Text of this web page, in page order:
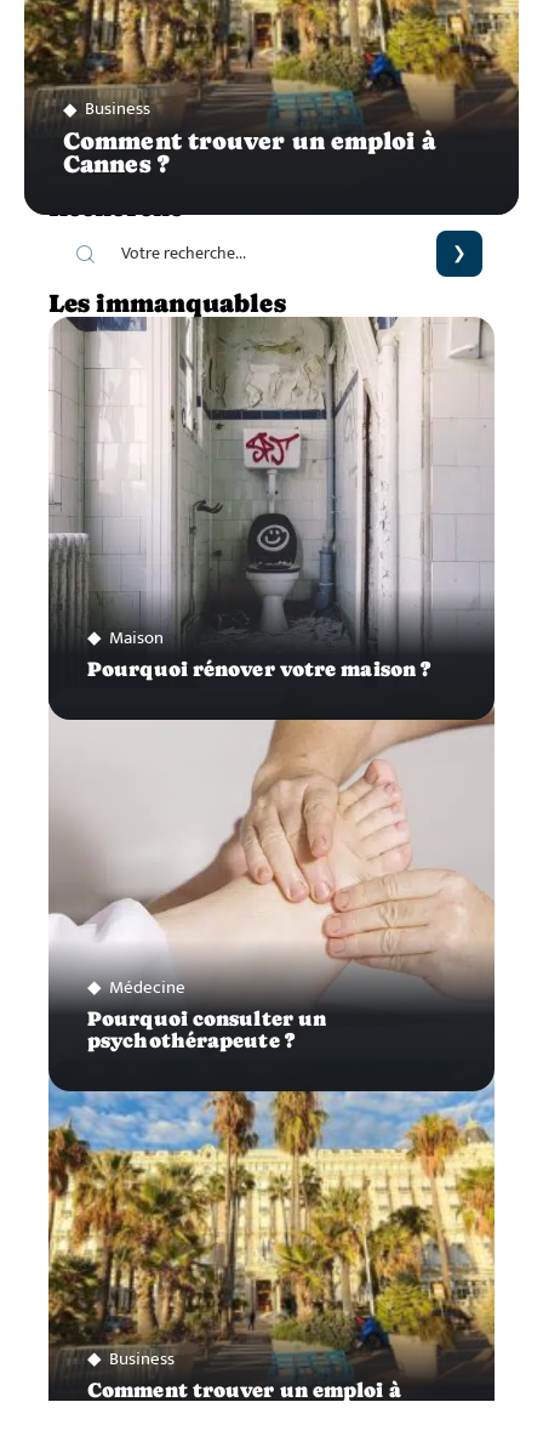
Business
Comment trouver un emploi à
Cannes ?
Recherche
Les immanquables
Maison
Pourquoi rénover votre maison ?
Médecine
Pourquoi consulter un
psychothérapeute ?
Business
Comment trouver un emploi à